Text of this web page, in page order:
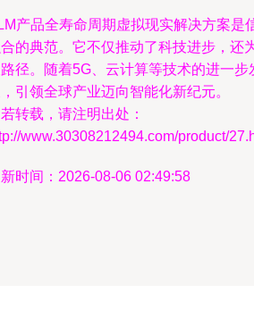
产品全寿命周期虚拟现实解决方案是
的典范。它不仅推动了科技进步，还
径。随着5G、云计算等技术的进一
引领全球产业迈向智能化新纪元。
转载，请注明出处：
www.30308212494.com/product/
时间：2026-08-06 02:49:58